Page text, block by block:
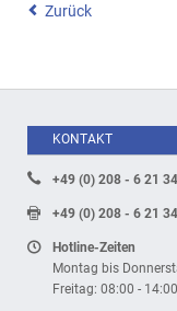
Zurück
KONTAKT
+49 (0) 208 - 6 21
+49 (0) 208 - 6 21
Hotline-Zeiten
Montag bis
Freitag: 08:00 -